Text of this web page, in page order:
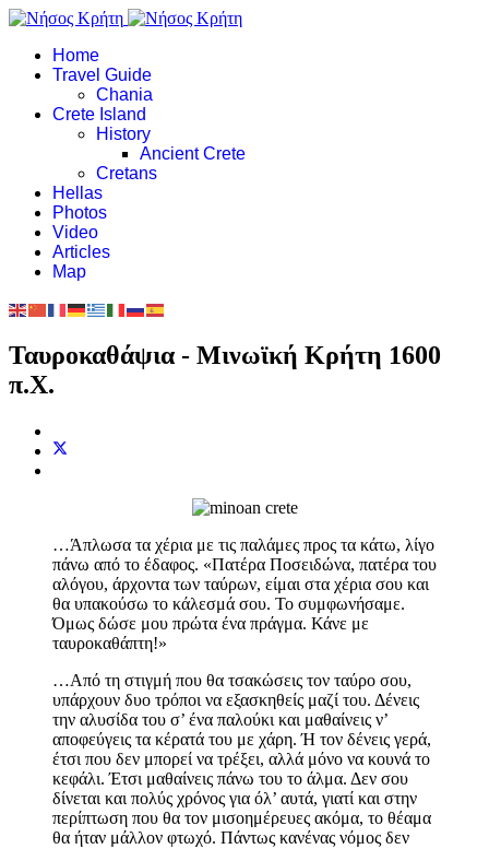
Home
Travel Guide
Chania
Crete Island
History
Ancient Crete
Cretans
Hellas
Photos
Video
Articles
Map
Ταυροκαθάψια - Μινωϊκή Κρήτη 1600
π.Χ.
…Άπλωσα τα χέρια με τις παλάμες προς τα κάτω, λίγο
πάνω από το έδαφος. «Πατέρα Ποσειδώνα, πατέρα του
αλόγου, άρχοντα των ταύρων, είμαι στα χέρια σου και
θα υπακούσω το κάλεσμά σου. Το συμφωνήσαμε.
Όμως δώσε μου πρώτα ένα πράγμα. Κάνε με
ταυροκαθάπτη!»
…Από τη στιγμή που θα τσακώσεις τον ταύρο σου,
υπάρχουν δυο τρόποι να εξασκηθείς μαζί του. Δένεις
την αλυσίδα του σ’ ένα παλούκι και μαθαίνεις ν’
αποφεύγεις τα κέρατά του με χάρη. Ή τον δένεις γερά,
έτσι που δεν μπορεί να τρέξει, αλλά μόνο να κουνά το
κεφάλι. Έτσι μαθαίνεις πάνω του το άλμα. Δεν σου
δίνεται και πολύς χρόνος για όλ’ αυτά, γιατί και στην
περίπτωση που θα τον μισοημέρευες ακόμα, το θέαμα
θα ήταν μάλλον φτωχό. Πάντως κανένας νόμος δεν